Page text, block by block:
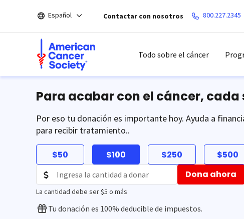
el
Español Contactar con nosotros 800.227.2345
Todo sobre el cáncer
Para acabar con el cáncer,
Por eso tu donación es importante hoy. Ayuda a
para recibir tratamiento..
$50 $100 $250 $500
La cantidad debe ser $5 o más
Dona ahora
Tu donación es 100% deducible de impuestos.